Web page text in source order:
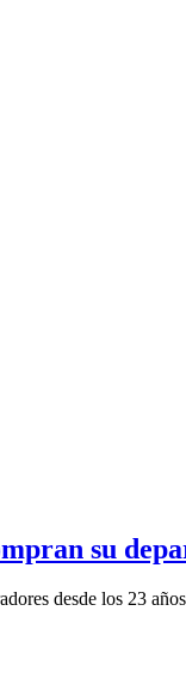
su
desde los 23